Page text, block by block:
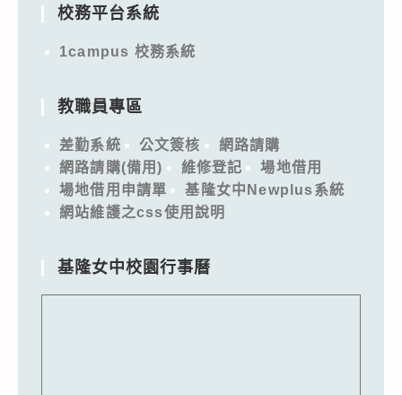
校務平台系統
1campus 校務系統
教職員專區
差勤系統 公文簽核
網路請購
網路請購(備用)
維修登記
場地借用
場地借用申請單
基隆女中Newplus系統
網站維護之css使用說明
基隆女中校園行事曆